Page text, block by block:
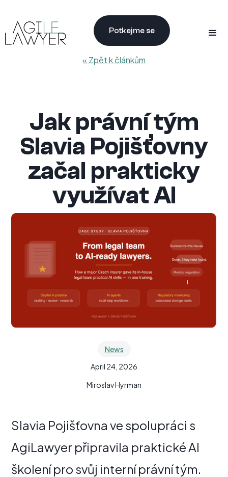
Potkejme se
« Zpět k článkům
Jak právní tým
Slavia Pojišťovny
začal prakticky
využívat AI
News
April 24, 2026
Miroslav Hyrman
Slavia Pojišťovna ve spolupráci s
AgiLawyer připravila praktické AI
školení pro svůj interní právní tým.